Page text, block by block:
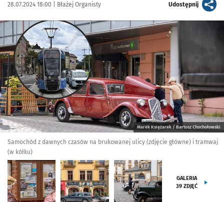
Data publikacji:
28.07.2024 18:00 | Autor:
Błażej Organisty Udostępnijartykuł
Kliknij, aby zobaczyć galerię
Marek Księżarek / Bartosz Chochołowski
Samochód z dawnych czasów na brukowanej ulicy (zdjęcie główne) i tramwaj
(w kółku)
GALERIA
39 ZDJĘĆ